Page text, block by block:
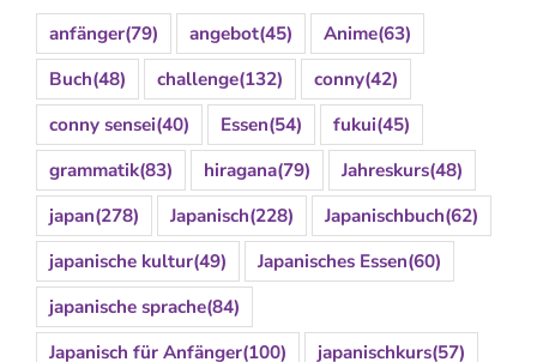
anfänger(79) angebot(45) Anime(63)
Buch(48) challenge(132) conny(42)
conny sensei(40) Essen(54) fukui(45)
grammatik(83) hiragana(79) Jahreskurs(48)
japan(278) Japanisch(228) Japanischbuch(62)
japanische kultur(49) Japanisches Essen(60)
japanische sprache(84)
Japanisch für Anfänger(100) japanischkurs(57)